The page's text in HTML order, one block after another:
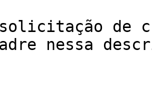
de
nessa